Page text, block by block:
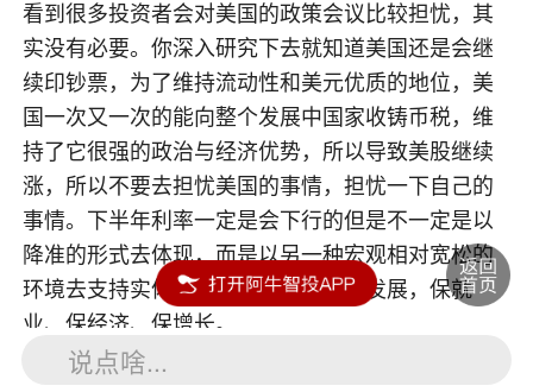
看到很多投资者会对美国的政策会议比较担忧，其
实没有必要。你深入研究下去就知道美国还是会继
续印钞票，为了维持流动性和美元优质的地位，美
国一次又一次的能向整个发展中国家收铸币税，维
持了它很强的政治与经济优势，所以导致美股继续
涨，所以不要去担忧美国的事情，担忧一下自己的
事情。下半年利率一定是会下行的但是不一定是以
降准的形式去体现，而是以另一种宏观相对宽松的
环境去支持实体经济科技与制造业的发展，保就
业、保经济、保增长。
说点啥...